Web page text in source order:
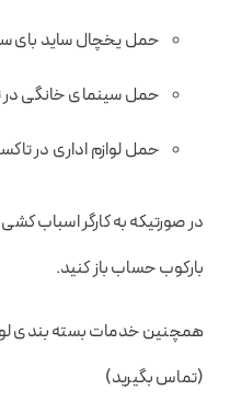
حمل یخچال ساید بای
حمل سینمای خانگی در
حمل لوازم اداری در
در صورتیکه به کارگر اسباب
بارکوب حساب باز کنید.
همچنین خدمات بسته بندی
(تماس بگیرید)